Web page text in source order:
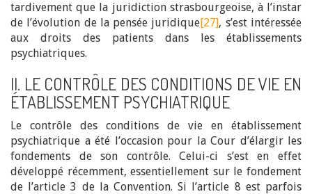
tardivement que la juridiction strasbourgeoise, à l’instar
de l’évolution de la pensée juridique[27], s’est intéressée
aux droits des patients dans les établissements
psychiatriques.
II. LE CONTRÔLE DES CONDITIONS DE VIE EN
ÉTABLISSEMENT PSYCHIATRIQUE
Le contrôle des conditions de vie en établissement
psychiatrique a été l’occasion pour la Cour d’élargir les
fondements de son contrôle. Celui-ci s’est en effet
développé récemment, essentiellement sur le fondement
de l’article 3 de la Convention. Si l’article 8 est parfois